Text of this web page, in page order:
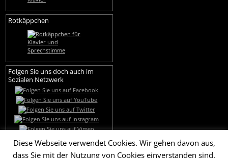
Rotkäppchen
Folgen Sie uns doch auch im
Sozialen Netzwerk
Diese Webseite verwendet Cookies. Wir gehen davon aus,
dass Sie mit der Nutzung von Cookies einverstanden sind.